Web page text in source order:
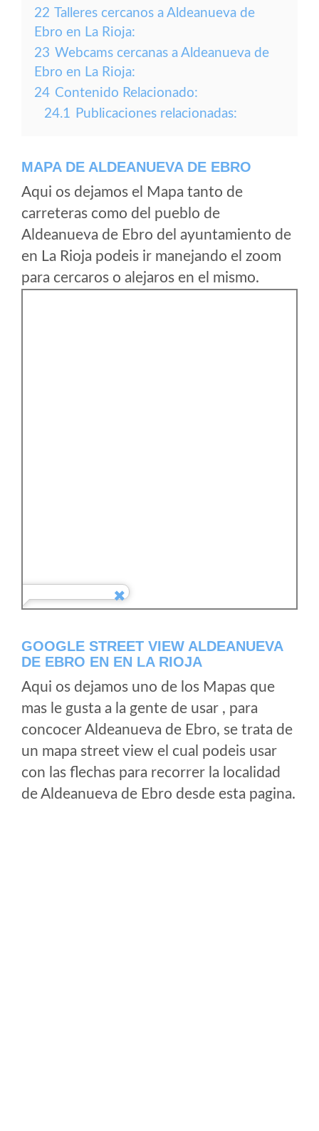
22 Talleres cercanos a Aldeanueva de
Ebro en La Rioja:
23 Webcams cercanas a Aldeanueva de
Ebro en La Rioja:
24 Contenido Relacionado:
24.1 Publicaciones relacionadas:
MAPA DE ALDEANUEVA DE EBRO
Aqui os dejamos el Mapa tanto de
carreteras como del pueblo de
Aldeanueva de Ebro del ayuntamiento de
en La Rioja podeis ir manejando el zoom
para cercaros o alejaros en el mismo.
GOOGLE STREET VIEW ALDEANUEVA
DE EBRO EN EN LA RIOJA
Aqui os dejamos uno de los Mapas que
mas le gusta a la gente de usar , para
concocer Aldeanueva de Ebro, se trata de
un mapa street view el cual podeis usar
con las flechas para recorrer la localidad
de Aldeanueva de Ebro desde esta pagina.